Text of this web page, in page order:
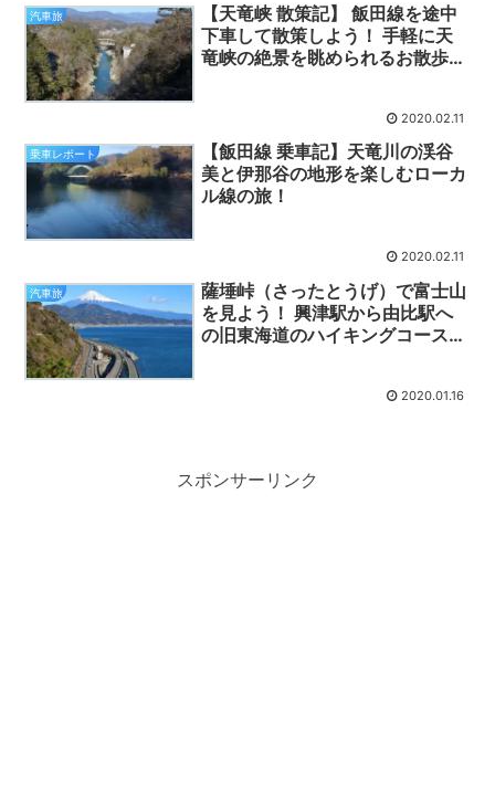
汽車旅
【天竜峡 散策記】 飯田線を途中
下車して散策しよう！ 手軽に天
竜峡の絶景を眺められるお散歩コ
2020.02.11
乗車レポート
【飯田線 乗車記】天竜川の渓谷
美と伊那谷の地形を楽しむローカ
ル線の旅！
2020.02.11
汽車旅
薩埵峠（さったとうげ）で富士山
を見よう！ 興津駅から由比駅へ
の旧東海道のハイキングコースと
2020.01.16
スポンサーリンク